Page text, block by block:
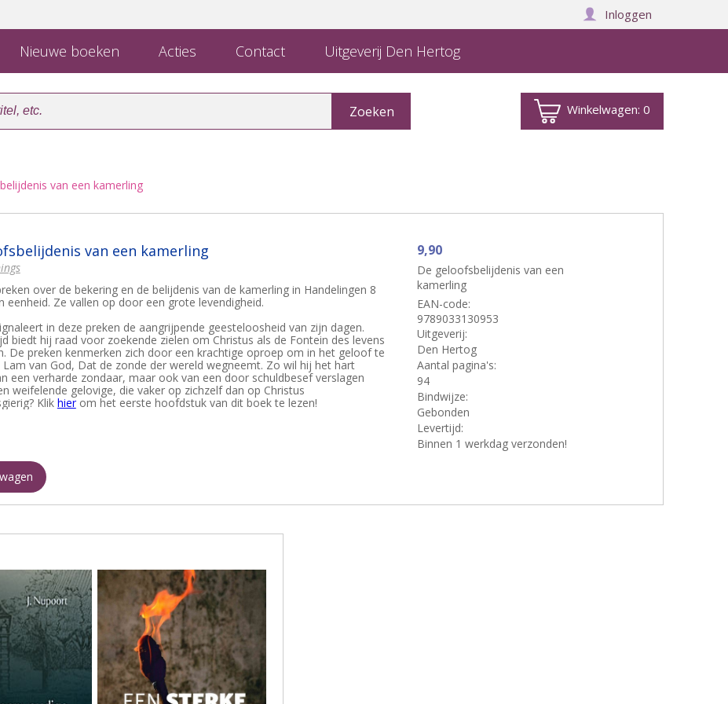
Inloggen
Nieuwe boeken Acties Contact Uitgeverij Den Hertog
Winkelwagen:0
van een kamerling
van een kamerling
over de bekering en de belijdenis van de kamerling in Handelingen 8
eenheid. Ze vallen op door een grote levendigheid.
in deze preken de aangrijpende geesteloosheid van zijn dagen.
biedt hij raad voor zoekende zielen om Christus als de Fontein des levens
De preken kenmerken zich door een krachtige oproep om in het geloof te
Lam van God, Dat de zonde der wereld wegneemt. Zo wil hij het hart
een verharde zondaar, maar ook van een door schuldbesef verslagen
weifelende gelovige, die vaker op zichzelf dan op Christus
Klik hierom het eerste hoofdstuk van dit boek te lezen!
9,90
De geloofsbelijdenis van een
kamerling
EAN-code:
9789033130953
Uitgeverij:
Den Hertog
Aantal pagina's:
94
Bindwijze:
Gebonden
Levertijd:
Binnen 1 werkdag verzonden!